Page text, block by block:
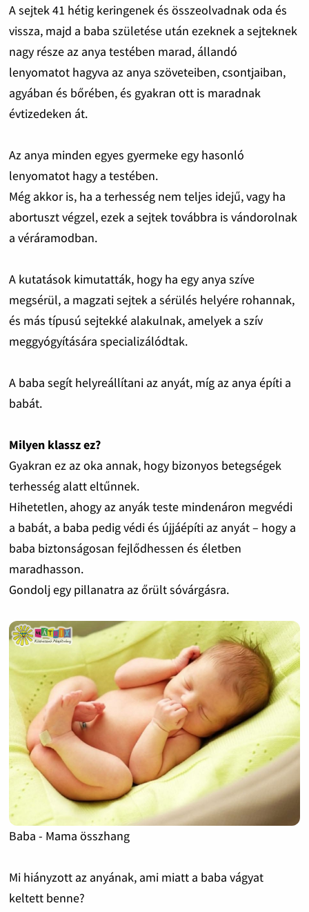
A sejtek 41 hétig keringenek és összeolvadnak oda és
vissza, majd a baba születése után ezeknek a sejteknek
nagy része az anya testében marad, állandó
lenyomatot hagyva az anya szöveteiben, csontjaiban,
agyában és bőrében, és gyakran ott is maradnak
évtizedeken át.
Az anya minden egyes gyermeke egy hasonló
lenyomatot hagy a testében.
Még akkor is, ha a terhesség nem teljes idejű, vagy ha
abortuszt végzel, ezek a sejtek továbbra is vándorolnak
a véráramodban.
A kutatások kimutatták, hogy ha egy anya szíve
megsérül, a magzati sejtek a sérülés helyére rohannak,
és más típusú sejtekké alakulnak, amelyek a szív
meggyógyítására specializálódtak.
A baba segít helyreállítani az anyát, míg az anya építi a
babát.
Milyen klassz ez?
Gyakran ez az oka annak, hogy bizonyos betegségek
terhesség alatt eltűnnek.
Hihetetlen, ahogy az anyák teste mindenáron megvédi
a babát, a baba pedig védi és újjáépíti az anyát – hogy a
baba biztonságosan fejlődhessen és életben
maradhasson.
Gondolj egy pillanatra az őrült sóvárgásra.
Baba - Mama összhang
Mi hiányzott az anyának, ami miatt a baba vágyat
keltett benne?